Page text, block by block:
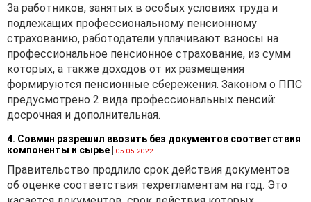
За работников, занятых в особых условиях труда и
подлежащих профессиональному пенсионному
страхованию, работодатели уплачивают взносы на
профессиональное пенсионное страхование, из сумм
которых, а также доходов от их размещения
формируются пенсионные сбережения. Законом о ППС
предусмотрено 2 вида профессиональных пенсий:
досрочная и дополнительная.
4. Совмин разрешил ввозить без документов соответствия
компоненты и сырье
05.05.2022
Правительство продлило срок действия документов
об оценке соответствия техрегламентам на год. Это